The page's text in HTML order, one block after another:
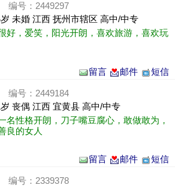
编号：2449297
24岁 未婚 江西 抚州市辖区 高中/中专
好，爱笑，阳光开朗，喜欢旅游，喜欢玩
留言 邮件 短信
编号：2449184
岁 丧偶 江西 宜黄县 高中/中专
名性格开朗，刀子嘴豆腐心，敢做敢为，
良的女人
留言 邮件 短信
编号：2339378